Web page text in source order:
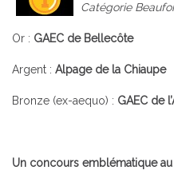
Catégorie
Or : GAEC de Bellecôte
Argent : Alpage de la Chiaupe
Bronze (ex-aequo) : GAEC de
Un concours emblématique